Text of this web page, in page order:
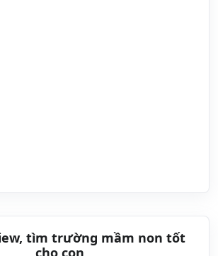
tìm trường mầm non tốt
cho con